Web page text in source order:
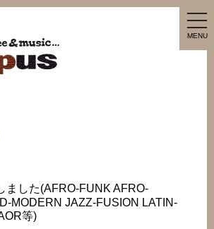
MENU
ました(AFRO-FUNK AFRO-
MODERN JAZZ-FUSION LATIN-
等)